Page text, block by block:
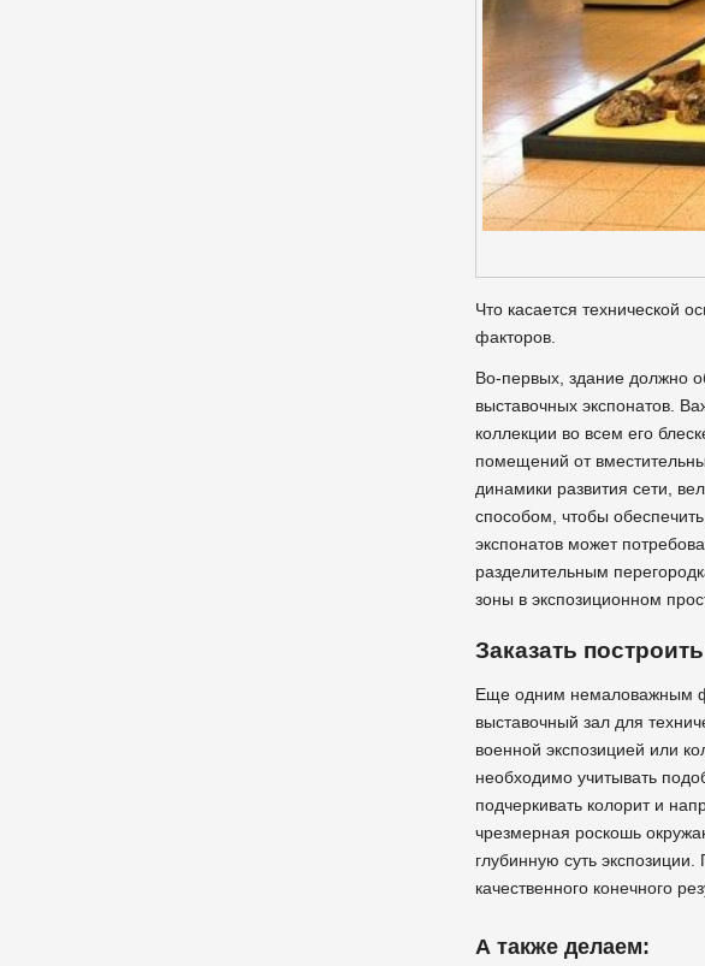
Что касается технической
факторов.
Во-первых, здание должно
выставочных экспонатов.
коллекции во всем его
помещений от
динамики развития сети,
способом, чтобы
экспонатов может
разделительным
зоны в экспозиционном
Заказать
Еще одним немаловажным
выставочный зал для
военной экспозицией или
необходимо учитывать
подчеркивать колорит и
чрезмерная роскошь
глубинную суть
качественного конечного
А также делаем: